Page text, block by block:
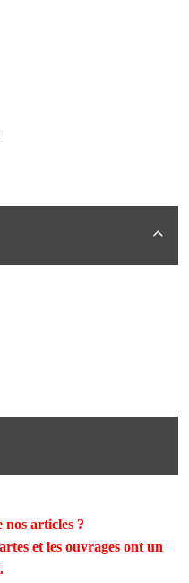

nos articles ?
et les ouvrages ont un